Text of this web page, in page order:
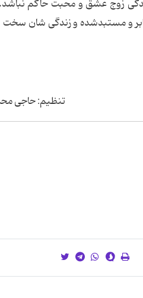
زوج عشق و محبت حاکم
و مستبدشده و زندگی شان سخت و
تنظیم: حاجی